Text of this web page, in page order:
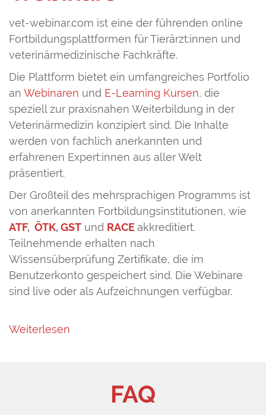
vet-webinar.com ist eine der führenden online
Fortbildungsplattformen für Tierärzt:innen und
veterinärmedizinische Fachkräfte.
Die Plattform bietet ein umfangreiches Portfolio
an Webinaren und E-Learning Kursen, die
speziell zur praxisnahen Weiterbildung in der
Veterinärmedizin konzipiert sind. Die Inhalte
werden von fachlich anerkannten und
erfahrenen Expert:innen aus aller Welt
präsentiert.
Der Großteil des mehrsprachigen Programms ist
von anerkannten Fortbildungsinstitutionen, wie
ATF, ÖTK, GST und RACEakkreditiert.
Teilnehmende erhalten nach
Wissensüberprüfung Zertifikate, die im
Benutzerkonto gespeichert sind. Die Webinare
sind live oder als Aufzeichnungen verfügbar.
Weiterlesen
FAQ